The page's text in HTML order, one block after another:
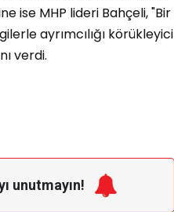
ise MHP lideri Bahçeli, "Bir
ayrımcılığı körükleyici
verdi.
unutmayın!